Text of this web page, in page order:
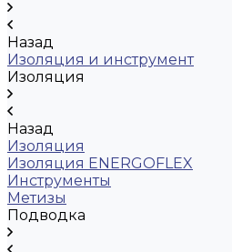
Назад
Изоляция и инструмент
Изоляция
Назад
Изоляция
Изоляция ENERGOFLEX
Инструменты
Метизы
Подводка